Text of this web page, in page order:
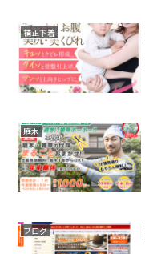
補正下着
庭木
ブログ